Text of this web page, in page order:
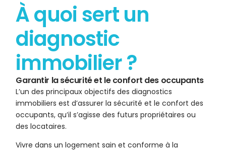
À quoi sert un
diagnostic
immobilier ?
Garantir la sécurité et le confort des occupants
L’un des principaux objectifs des diagnostics
immobiliers est d’assurer la sécurité et le confort des
occupants, qu’il s’agisse des futurs propriétaires ou
des locataires.
Vivre dans un logement sain et conforme à la